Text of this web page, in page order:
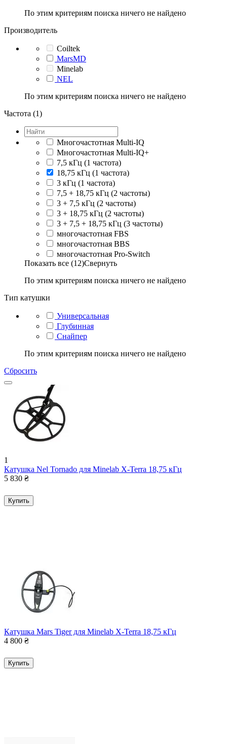
По этим критериям поиска ничего не найдено
Производитель
Coiltek
MarsMD
Minelab
NEL
По этим критериям поиска ничего не найдено
Частота (1)
Многочастотная Multi-IQ
Многочастотная Multi-IQ+
7,5 кГц (1 частота)
18,75 кГц (1 частота)
3 кГц (1 частота)
7,5 + 18,75 кГц (2 частоты)
3 + 7,5 кГц (2 частоты)
3 + 18,75 кГц (2 частоты)
3 + 7,5 + 18,75 кГц (3 частоты)
многочастотная FBS
многочастотная BBS
многочастотная Pro-Switch
Показать все (12)Свернуть
По этим критериям поиска ничего не найдено
Тип катушки
Универсальная
Глубинная
Снайпер
По этим критериям поиска ничего не найдено
Сбросить
1
Катушка Nel Tornado для Minelab X-Terra 18,75 кГц
5 830 ₴
Купить
Катушка Mars Tiger для Minelab X-Terra 18,75 кГц
4 800 ₴
Купить